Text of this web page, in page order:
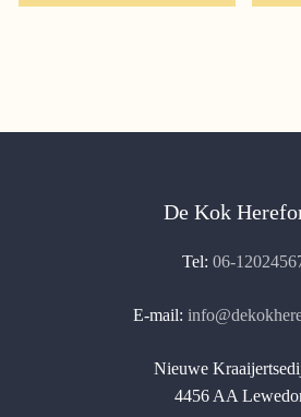
De Kok
Tel:06-
E-mail:
Nieuwe
4456 AA